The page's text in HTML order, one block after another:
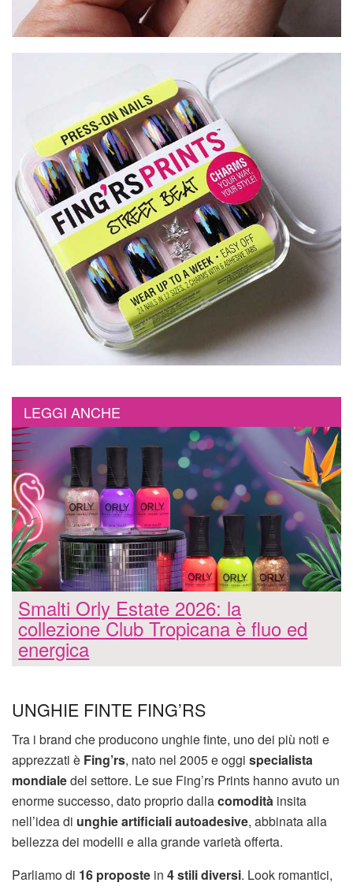
LEGGI ANCHE
Smalti Orly Estate 2026: la
collezione Club Tropicana è fluo ed
energica
UNGHIE FINTE FING’RS
Tra i brand che producono unghie finte, uno dei più noti e
apprezzati è Fing’rs, nato nel 2005 e oggi specialista
mondialedel settore. Le sue Fing’rs Prints hanno avuto un
enorme successo, dato proprio dallacomodità insita
nell’idea di unghie artificiali autoadesive, abbinata alla
bellezza dei modelli e alla grande varietà offerta.
Parliamo di 16 proposte in 4 stili diversi. Look romantici,